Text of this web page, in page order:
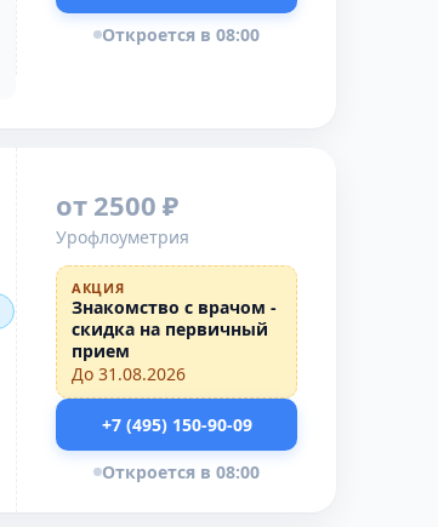
Откроется в 08:00
от 2500 ₽
Урофлоуметрия
АКЦИЯ
Знакомство с врачом -
скидка на первичный
прием
До 31.08.2026
+7 (495) 150-90-09
Откроется в 08:00